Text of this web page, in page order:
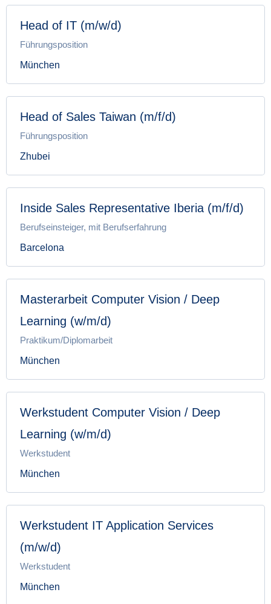
Head of IT (m/w/d)
Führungsposition
München
Head of Sales Taiwan (m/f/d)
Führungsposition
Zhubei
Inside Sales Representative Iberia (m/f/d)
Berufseinsteiger, mit Berufserfahrung
Barcelona
Masterarbeit Computer Vision / Deep
Learning (w/m/d)
Praktikum/Diplomarbeit
München
Werkstudent Computer Vision / Deep
Learning (w/m/d)
Werkstudent
München
Werkstudent IT Application Services
(m/w/d)
Werkstudent
München